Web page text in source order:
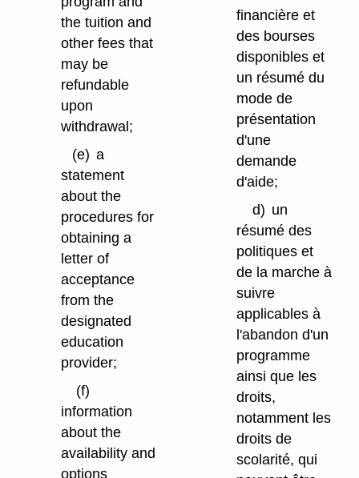
the tuition and
other fees that
may be
refundable
upon
withdrawal;
(e) a
statement
about the
procedures for
obtaining a
letter of
acceptance
from the
designated
education
provider;
(f)
information
about the
availability and
options
financière et
des bourses
disponibles et
un résumé du
mode de
présentation
d'une
demande
d'aide;
d) un
résumé des
politiques et
de la marche à
suivre
applicables à
l'abandon d'un
programme
ainsi que les
droits,
notamment les
droits de
scolarité, qui